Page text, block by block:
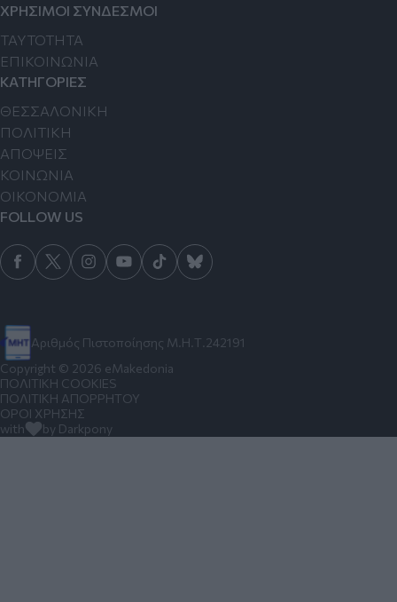
Αριθμός Πιστοποίησης Μ.Η.Τ.242191
ΧΡΗΣΙΜΟΙ ΣΥΝΔΕΣΜΟΙ
TAYTOTHTA
ΕΠΙΚΟΙΝΩΝΙΑ
ΚΑΤΗΓΟΡΙΕΣ
ΘΕΣΣΑΛΟΝΙΚΗ
ΠΟΛΙΤΙΚΗ
ΑΠΟΨΕΙΣ
ΚΟΙΝΩΝΙΑ
ΟΙΚΟΝΟΜΙΑ
FOLLOW US
Copyright © 2026 eMakedonia
ΠΟΛΙΤΙΚΗ COOKIES
ΠΟΛΙΤΙΚΗ ΑΠΟΡΡΗΤΟΥ
ΟΡΟΙ ΧΡΗΣΗΣ
with
by Darkpony